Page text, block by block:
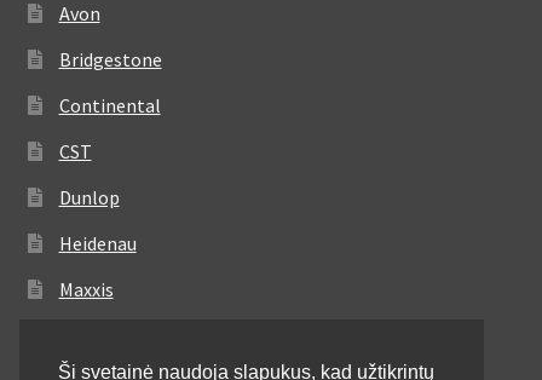
Avon
Bridgestone
Continental
CST
Dunlop
Heidenau
Maxxis
Ši svetainė naudoja slapukus, kad užtikrintų